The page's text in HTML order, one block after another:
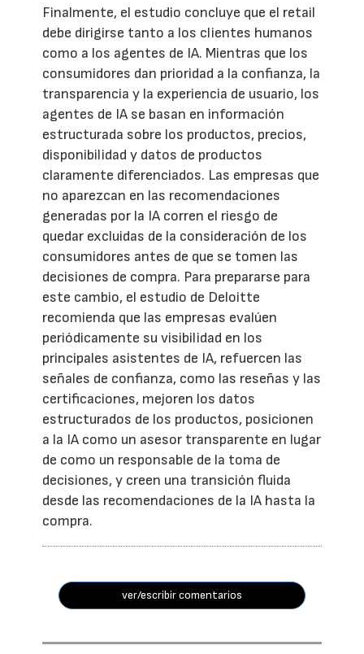
Finalmente, el estudio concluye que el retail
debe dirigirse tanto a los clientes humanos
como a los agentes de IA. Mientras que los
consumidores dan prioridad a la confianza, la
transparencia y la experiencia de usuario, los
agentes de IA se basan en información
estructurada sobre los productos, precios,
disponibilidad y datos de productos
claramente diferenciados. Las empresas que
no aparezcan en las recomendaciones
generadas por la IA corren el riesgo de
quedar excluidas de la consideración de los
consumidores antes de que se tomen las
decisiones de compra. Para prepararse para
este cambio, el estudio de Deloitte
recomienda que las empresas evalúen
periódicamente su visibilidad en los
principales asistentes de IA, refuercen las
señales de confianza, como las reseñas y las
certificaciones, mejoren los datos
estructurados de los productos, posicionen
a la IA como un asesor transparente en lugar
de como un responsable de la toma de
decisiones, y creen una transición fluida
desde las recomendaciones de la IA hasta la
compra.
ver/escribir comentarios